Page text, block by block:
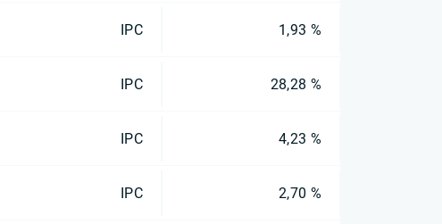
IPC 1,93 %
IPC 28,28 %
IPC 4,23 %
IPC 2,70 %